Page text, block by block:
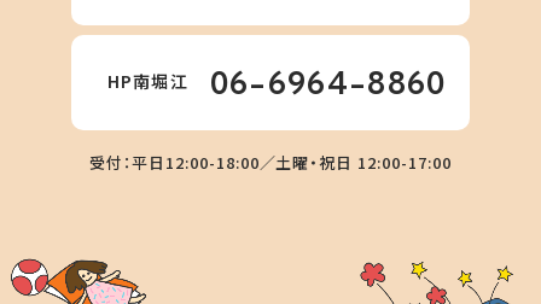
HP南堀江 06-6964-8860
受付：平日12:00-18:00／土曜・祝日 12:00-17:00